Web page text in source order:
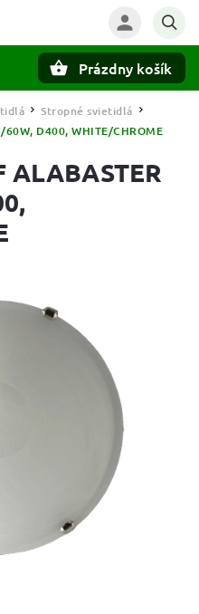
Prázdny košík
/ Stropné svietidlá /
60W, D400, WHITE/CHROME
ALABASTER